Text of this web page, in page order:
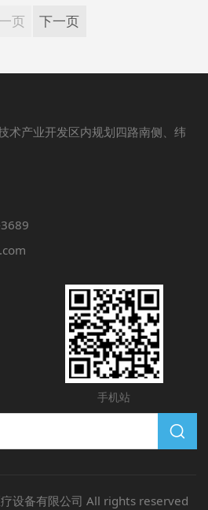
页 下一页
术产业开发区内规划四路南侧、纬
手机站
设备有限公司 All rights reserved